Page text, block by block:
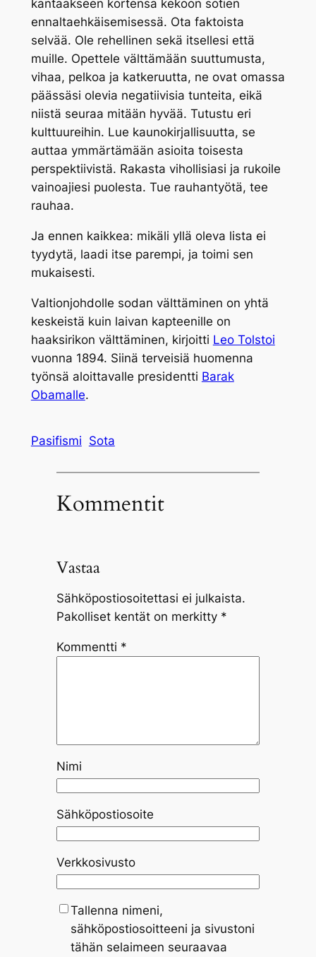
kantaakseen kortensa kekoon sotien
ennaltaehkäisemisessä. Ota faktoista
selvää. Ole rehellinen sekä itsellesi että
muille. Opettele välttämään suuttumusta,
vihaa, pelkoa ja katkeruutta, ne ovat omassa
päässäsi olevia negatiivisia tunteita, eikä
niistä seuraa mitään hyvää. Tutustu eri
kulttuureihin. Lue kaunokirjallisuutta, se
auttaa ymmärtämään asioita toisesta
perspektiivistä. Rakasta vihollisiasi ja rukoile
vainoajiesi puolesta. Tue rauhantyötä, tee
rauhaa.
Ja ennen kaikkea: mikäli yllä oleva lista ei
tyydytä, laadi itse parempi, ja toimi sen
mukaisesti.
Valtionjohdolle sodan välttäminen on yhtä
keskeistä kuin laivan kapteenille on
haaksirikon välttäminen, kirjoitti Leo Tolstoi
vuonna 1894. Siinä terveisiä huomenna
työnsä aloittavalle presidentti Barak
Obamalle.
Pasifismi Sota
Kommentit
Vastaa
Sähköpostiosoitettasi ei julkaista.
Pakolliset kentät on merkitty *
Kommentti *
Nimi
Sähköpostiosoite
Verkkosivusto
Tallenna nimeni,
sähköpostiosoitteeni ja sivustoni
tähän selaimeen seuraavaa